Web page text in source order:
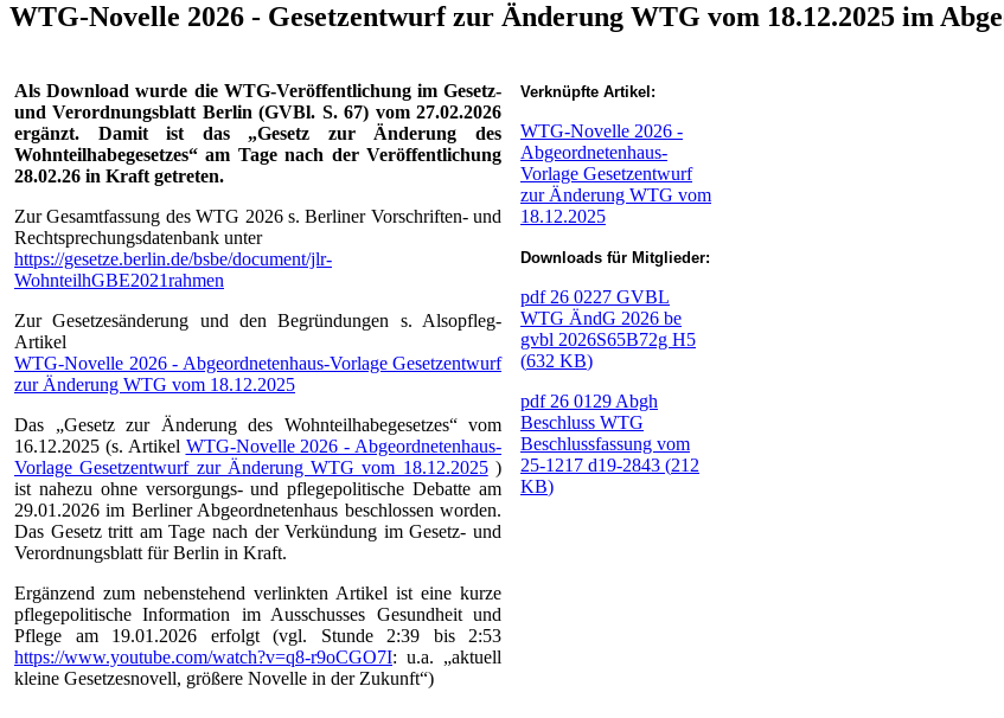
WTG-Novelle 2026 - Gesetzentwurf zur Änderung WTG vom 18.12.2025 im
Als Download wurde die WTG-Veröffentlichung im Gesetz-
und Verordnungsblatt Berlin (GVBl. S. 67) vom 27.02.2026
ergänzt. Damit ist das „Gesetz zur Änderung des
Wohnteilhabegesetzes“ am Tage nach der Veröffentlichung
28.02.26 in Kraft getreten.
Zur Gesamtfassung des WTG 2026 s. Berliner Vorschriften- und
Rechtsprechungsdatenbank unter
https://gesetze.berlin.de/bsbe/document/jlr-
WohnteilhGBE2021rahmen
Zur Gesetzesänderung und den Begründungen s. Alsopfleg-
Artikel
WTG-Novelle 2026 - Abgeordnetenhaus-Vorlage Gesetzentwurf
zur Änderung WTG vom 18.12.2025
Das „Gesetz zur Änderung des Wohnteilhabegesetzes“ vom
16.12.2025 (s. Artikel WTG-Novelle 2026 - Abgeordnetenhaus-
Vorlage Gesetzentwurf zur Änderung WTG vom 18.12.2025)
ist nahezu ohne versorgungs- und pflegepolitische Debatte am
29.01.2026 im Berliner Abgeordnetenhaus beschlossen worden.
Das Gesetz tritt am Tage nach der Verkündung im Gesetz- und
Verordnungsblatt für Berlin in Kraft.
Ergänzend zum nebenstehend verlinkten Artikel ist eine kurze
pflegepolitische Information im Ausschusses Gesundheit und
Pflege am 19.01.2026 erfolgt (vgl. Stunde 2:39 bis 2:53
https://www.youtube.com/watch?v=q8-r9oCGO7I: u.a. „aktuell
kleine Gesetzesnovell, größere Novelle in der Zukunft“)
Verknüpfte Artikel:
WTG-Novelle 2026 -
Abgeordnetenhaus-
Vorlage Gesetzentwurf
zur Änderung WTG vom
18.12.2025
Downloads für Mitglieder:
pdf26 0227 GVBL
WTG ÄndG 2026 be
gvbl 2026S65B72g H5
(632 KB)
pdf26 0129 Abgh
Beschluss WTG
Beschlussfassung vom
25-1217 d19-2843 (212
KB)